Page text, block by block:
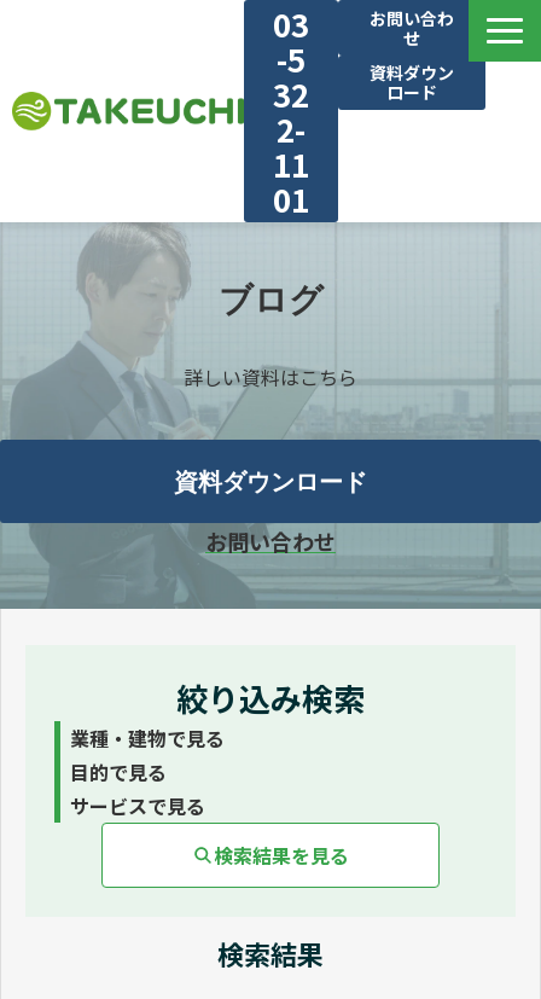
03
-5
32
2-
11
01
お問い合わ
せ
資料ダウン
ロード
選ばれる理由
施工実績
ブログ
資料ダウンロード一覧
ブログ
詳しい資料はこちら
資料ダウンロード
お問い合わせ
絞り込み検索
業種・建物で見る
目的で見る
サービスで見る
検索結果を見る
検索結果